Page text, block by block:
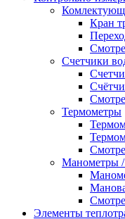
Кран
Счетчики
Термометры
Манометры
Элементы